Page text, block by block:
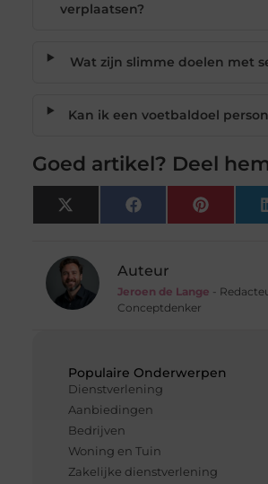
Populaire Onderwerpen
Dienstverlening
Aanbiedingen
Bedrijven
Woning en Tuin
Zakelijke dienstverlening
verplaatsen?
Wat zijn slimme doelen met
Kan ik een voetbaldoel
Goed artikel? Deel
X
(Twitter)
FacebookPinterest
Auteur
Jeroen de Lange -
Conceptdenker